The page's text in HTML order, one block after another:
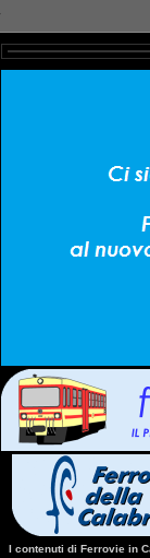
I contenuti di Ferrovie in